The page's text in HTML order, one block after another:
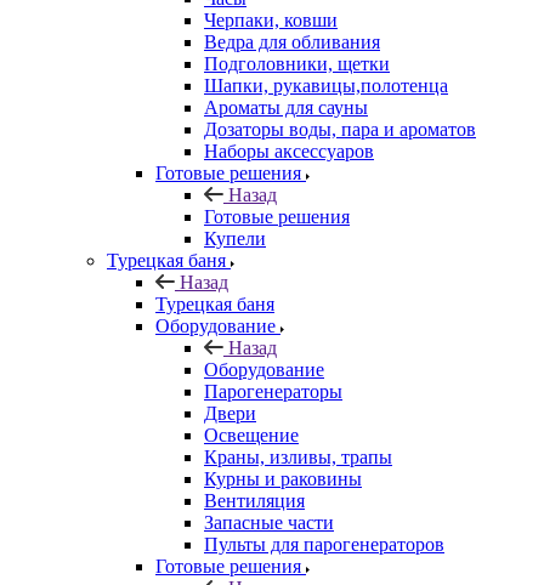
Черпаки, ковши
Ведра для обливания
Подголовники, щетки
Шапки, рукавицы,полотенца
Ароматы для сауны
Дозаторы воды, пара и ароматов
Наборы аксессуаров
Готовые решения
Назад
Готовые решения
Купели
Турецкая баня
Назад
Турецкая баня
Оборудование
Назад
Оборудование
Парогенераторы
Двери
Освещение
Краны, изливы, трапы
Курны и раковины
Вентиляция
Запасные части
Пульты для парогенераторов
Готовые решения